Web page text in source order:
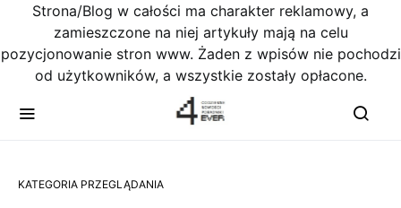
Strona/Blog w całości ma charakter reklamowy, a
zamieszczone na niej artykuły mają na celu
pozycjonowanie stron www. Żaden z wpisów nie pochodzi
od użytkowników, a wszystkie zostały opłacone.
KATEGORIA PRZEGLĄDANIA